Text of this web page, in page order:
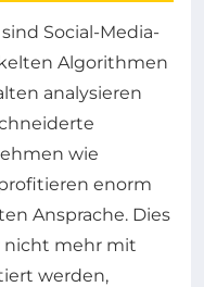
Social-Media-
Algorithmen
analysieren
wie
enorm
Ansprache. Dies
nicht mehr mit
werden,